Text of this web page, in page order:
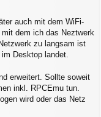
auch mit dem WiFi-
dem ich das Neztwerk
zu langsam ist
Desktop landet.
erweitert. Sollte soweit
inkl. RPCEmu tun.
wird oder das Netz